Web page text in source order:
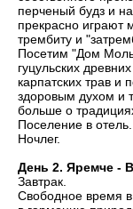
перченый будз и
прекрасно играют
трембиту и
Посетим "Дом
гуцульских
карпатских трав и
здоровым духом и
больше о
Поселение в отель.
Ночлег.
День 2. Яремче -
Завтрак.
Свободное время в